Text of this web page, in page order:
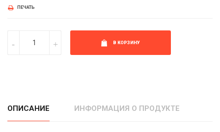
ПЕЧАТЬ
В КОРЗИНУ
ОПИСАНИЕ ИНФОРМАЦИЯ О ПРОДУКТЕ